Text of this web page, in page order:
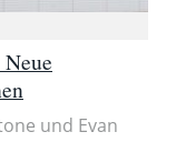
und Evan